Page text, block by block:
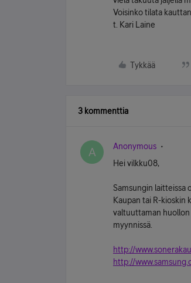
Voisinko tilata
t. Kari Laine
Tykkää
3 kommenttia
A Anonymous
Hei vilkku08,
Samsungin laitteissa
Kaupan tai R-kioskin
valtuuttaman huollon
myynnissä.
http://
http://